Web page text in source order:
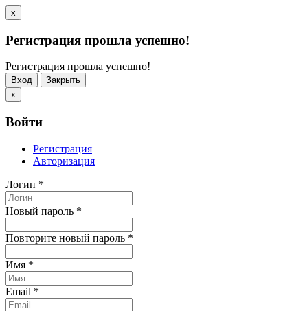
x
Регистрация прошла успешно!
Регистрация прошла успешно!
Вход
Закрыть
x
Войти
Регистрация
Авторизация
Логин *
Новый пароль *
Повторите новый пароль *
Имя *
Email *